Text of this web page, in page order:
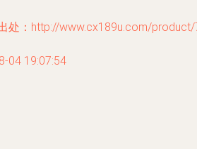
处：http://www.cx189u.com/product/
04 19:07:54